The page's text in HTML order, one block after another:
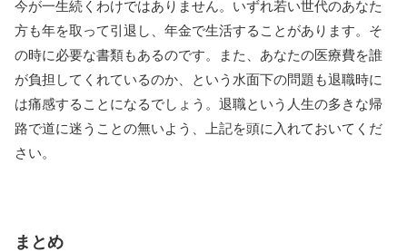
今が一生続くわけではありません。いずれ若い世代のあなた
方も年を取って引退し、年金で生活することがあります。そ
の時に必要な書類もあるのです。また、あなたの医療費を誰
が負担してくれているのか、という水面下の問題も退職時に
は痛感することになるでしょう。退職という人生の多きな帰
路で道に迷うことの無いよう、上記を頭に入れておいてくだ
さい。
まとめ